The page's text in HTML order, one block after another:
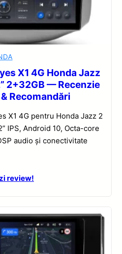
X1 4G Honda Jazz
2+32GB — Recenzie
Recomandări
X1 4G pentru Honda Jazz 2
IPS, Android 10, Octa-core
audio și conectivitate
review!